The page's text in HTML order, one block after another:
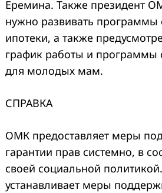
Еремина. Также президент
нужно развивать программы
ипотеки, а также
график работы и программы
для молодых мам.
СПРАВКА
ОМК предоставляет меры
гарантии прав системно, в
своей социальной
устанавливает меры